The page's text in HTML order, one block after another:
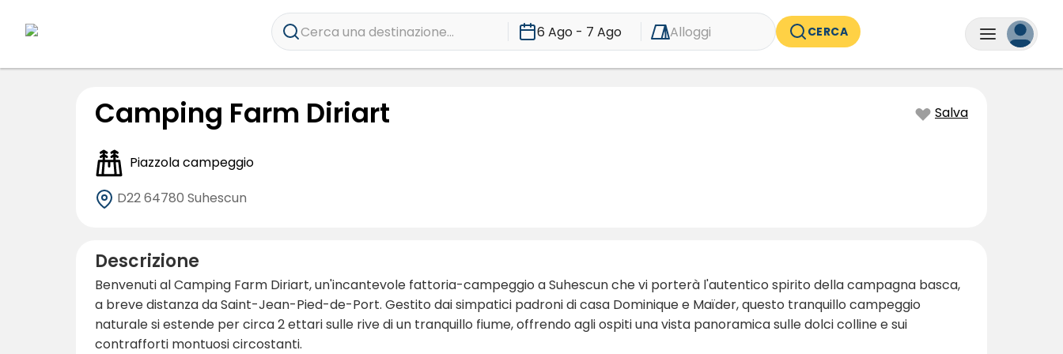
Cerca una destinazione... 6 Ago - 7 Ago Alloggi CERCA
Camping Farm Diriart Salva
Piazzola campeggio
D2264780 Suhescun
Descrizione
Benvenuti al Camping Farm Diriart, un'incantevole fattoria-campeggio a Suhescun che vi porterà l'autentico spirito della campagna basca,
a breve distanza da Saint-Jean-Pied-de-Port. Gestito dai simpatici padroni di casa Dominique e Maïder, questo tranquillo campeggio
naturale si estende per circa 2 ettari sulle rive di un tranquillo fiume, offrendo agli ospiti una vista panoramica sulle dolci colline e sui
contrafforti montuosi circostanti.